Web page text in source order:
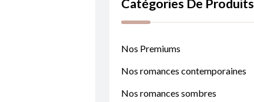
Catégories De Produits
Nos Premiums
Nos romances contemporaines
Nos romances sombres